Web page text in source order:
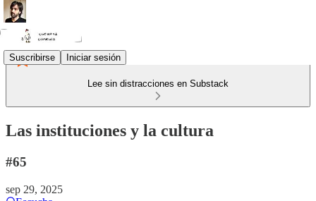
Suscribirse Iniciar sesión
Lee sin distracciones en Substack
Las instituciones y la cultura
#65
sep 29, 2025